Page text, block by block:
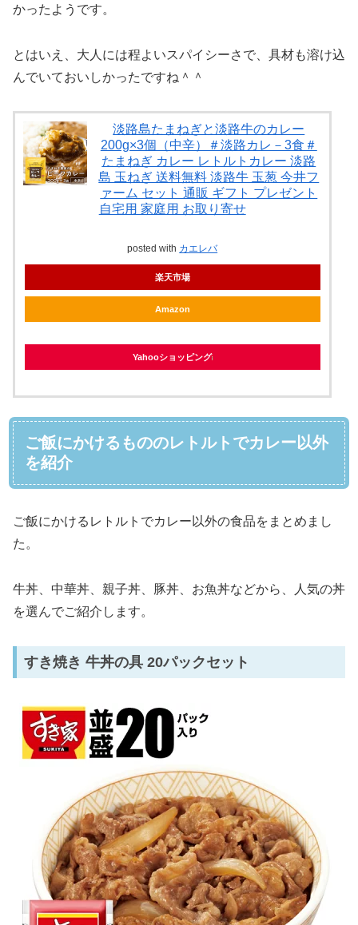
かったようです。
とはいえ、大人には程よいスパイシーさで、具材も溶け込
んでいておいしかったですね＾＾
淡路島たまねぎと淡路牛のカレー
200g×3個（中辛）＃淡路カレ－3食＃
たまねぎ カレー レトルトカレー 淡路
島 玉ねぎ 送料無料 淡路牛 玉葱 今井フ
ァーム セット 通販 ギフト プレゼント
自宅用 家庭用 お取り寄せ
posted with カエレバ
楽天市場
Amazon
Yahooショッピング
ご飯にかけるもののレトルトでカレー以外
を紹介
ご飯にかけるレトルトでカレー以外の食品をまとめまし
た。
牛丼、中華丼、親子丼、豚丼、お魚丼などから、人気の丼
を選んでご紹介します。
すき焼き 牛丼の具 20パックセット